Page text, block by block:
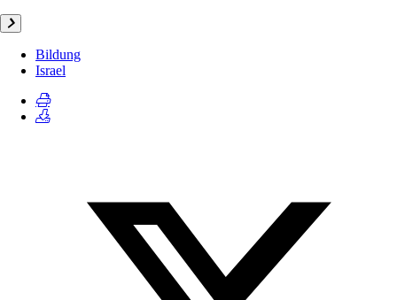
Bildung
Israel